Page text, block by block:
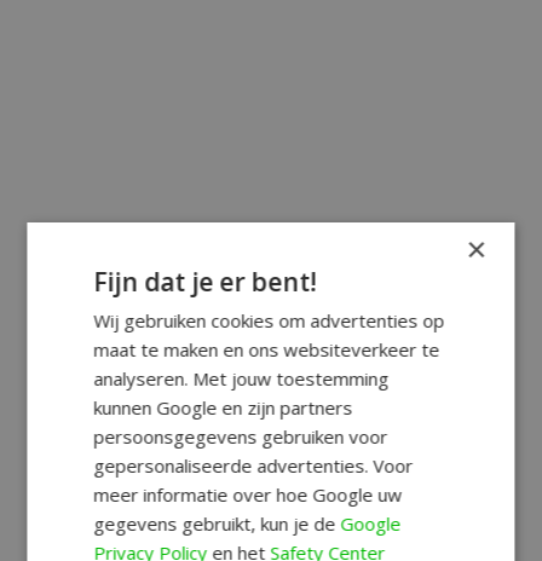
×
Fijn dat je er bent!
Wij gebruiken cookies om advertenties op
maat te maken en ons websiteverkeer te
analyseren. Met jouw toestemming
kunnen Google en zijn partners
persoonsgegevens gebruiken voor
gepersonaliseerde advertenties. Voor
meer informatie over hoe Google uw
gegevens gebruikt, kun je deGoogle
Privacy Policyen hetSafety Center